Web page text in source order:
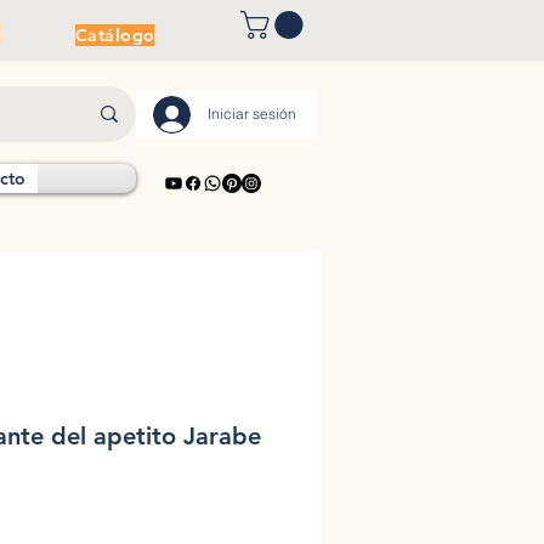
Catálogo
Iniciar sesión
del apetito Jarabe